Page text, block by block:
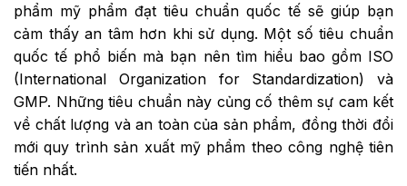
phẩm mỹ phẩm đạt tiêu chuẩn quốc tế sẽ giúp bạn
cảm thấy an tâm hơn khi sử dụng. Một số tiêu chuẩn
quốc tế phổ biến mà bạn nên tìm hiểu bao gồm ISO
(International Organization for Standardization) và
GMP. Những tiêu chuẩn này củng cố thêm sự cam kết
về chất lượng và an toàn của sản phẩm, đồng thời đổi
mới quy trình sản xuất mỹ phẩm theo công nghệ tiên
tiến nhất.